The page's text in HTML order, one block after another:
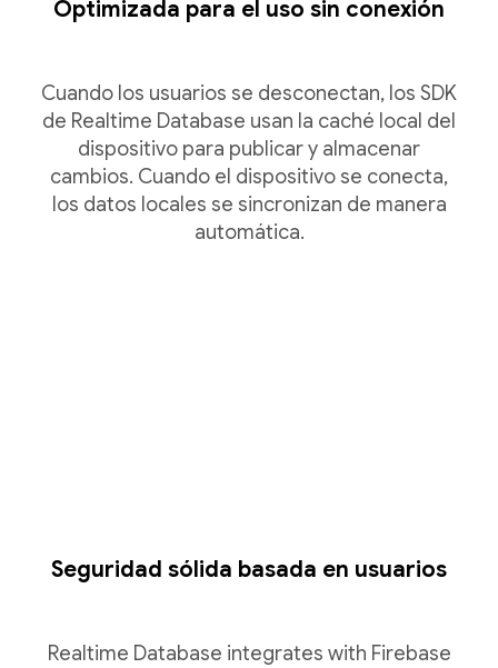
Optimizada para el uso sin conexión
Cuando los usuarios se desconectan, los SDK
de Realtime Database usan la caché local del
dispositivo para publicar y almacenar
cambios. Cuando el dispositivo se conecta,
los datos locales se sincronizan de manera
automática.
Seguridad sólida basada en usuarios
Realtime Database integrates with Firebase